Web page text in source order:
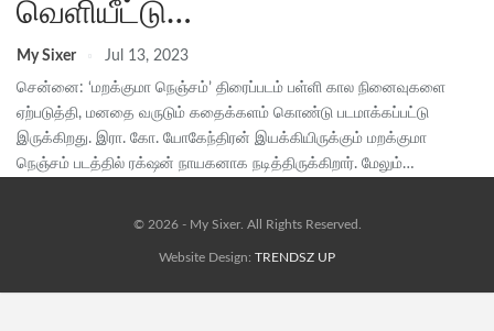
வெளியீட்டு…
My Sixer Jul 13, 2023
சென்னை: ‘மறக்குமா நெஞ்சம்’ திரைப்படம் பள்ளி கால நினைவுகளை
ஏற்படுத்தி, மனதை வருடும் கதைக்களம் கொண்டு படமாக்கப்பட்டு
இருக்கிறது. இரா. கோ. யோகேந்திரன் இயக்கியிருக்கும் மறக்குமா
நெஞ்சம் படத்தில் ரக்‌ஷன் நாயகனாக நடித்திருக்கிறார். மேலும்…
© 2026 - My Sixer. All Rights Reserved.
Website Design: TRENDSZ UP